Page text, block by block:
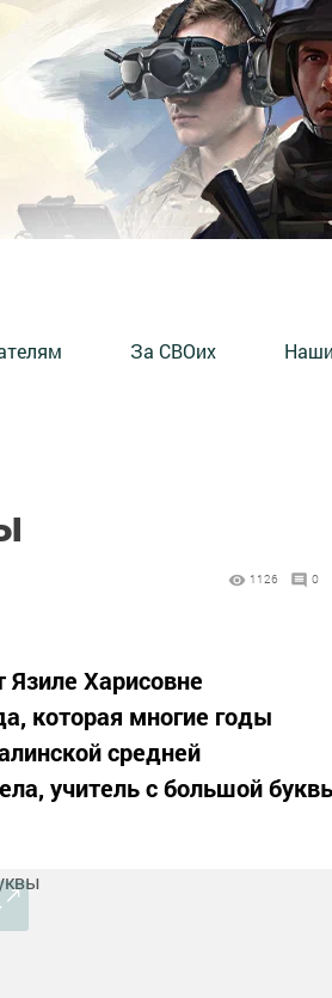
За СВОих
1126 0
Язиле Харисовне
которая многие годы
средней
учитель с большой